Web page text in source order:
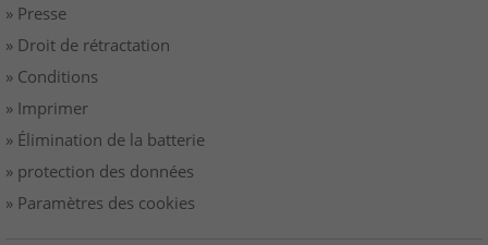
» Presse
» Droit de rétractation
» Conditions
» Imprimer
» Élimination de la batterie
» protection des données
» Paramètres des cookies